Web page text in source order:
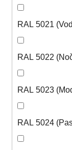
RAL 5021
RAL 5022
RAL 5023
RAL 5024